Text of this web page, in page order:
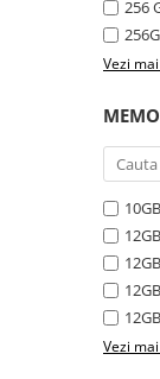
electrică
Panouri solare
Statii incarcare
Media player cu
Produse resigilate
Termometre non
Aspiratoare
Piese de schimb
256
Vezi
12GB
Vezi